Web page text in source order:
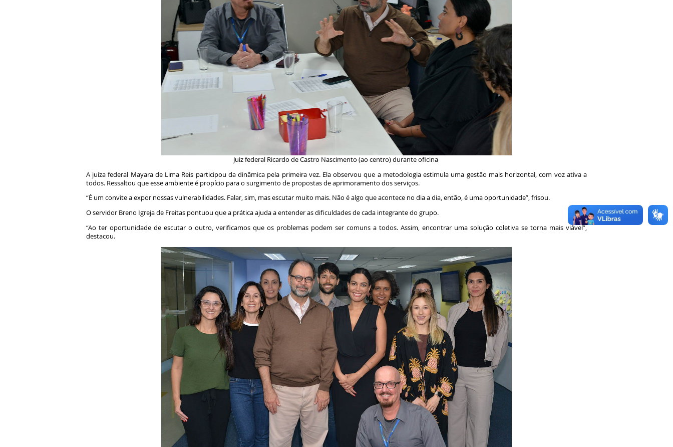
Juiz federal Ricardo de Castro Nascimento (ao centro) durante oficina
A juíza federal Mayara de Lima Reis participou da dinâmica pela primeira vez. Ela observou que a metodologia estimula uma gestão mais horizontal, com voz ativa a
todos. Ressaltou que esse ambiente é propício para o surgimento de propostas de aprimoramento dos serviços.
“É um convite a expor nossas vulnerabilidades. Falar, sim, mas escutar muito mais. Não é algo que acontece no dia a dia, então, é uma oportunidade”, frisou.
O servidor Breno Igreja de Freitas pontuou que a prática ajuda a entender as dificuldades de cada integrante do grupo.
“Ao ter oportunidade de escutar o outro, verificamos que os problemas podem ser comuns a todos. Assim, encontrar uma solução coletiva se torna mais viável”,
destacou.